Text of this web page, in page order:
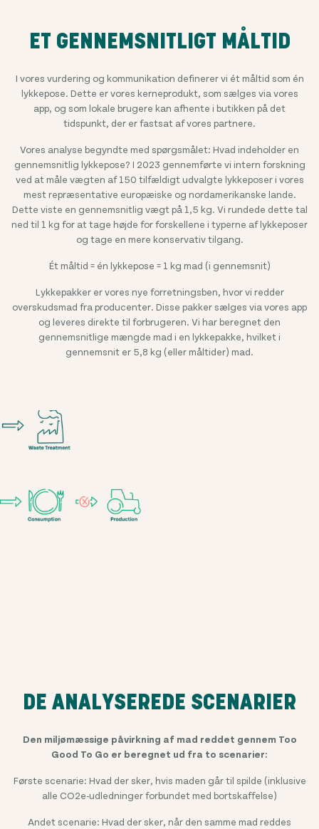
ET GENNEMSNITLIGT MÅLTID
I vores vurdering og kommunikation definerer vi ét måltid som én
lykkepose. Dette er vores kerneprodukt, som sælges via vores
app, og som lokale brugere kan afhente i butikken på det
tidspunkt, der er fastsat af vores partnere.
Vores analyse begyndte med spørgsmålet: Hvad indeholder en
gennemsnitlig lykkepose? I 2023 gennemførte vi intern forskning
ved at måle vægten af 150 tilfældigt udvalgte lykkeposer i vores
mest repræsentative europæiske og nordamerikanske lande.
Dette viste en gennemsnitlig vægt på 1,5 kg. Vi rundede dette tal
ned til 1 kg for at tage højde for forskellene i typerne af lykkeposer
og tage en mere konservativ tilgang.
Ét måltid = én lykkepose = 1 kg mad (i gennemsnit)
Lykkepakker er vores nye forretningsben, hvor vi redder
overskudsmad fra producenter. Disse pakker sælges via vores app
og leveres direkte til forbrugeren. Vi har beregnet den
gennemsnitlige mængde mad i en lykkepakke, hvilket i
gennemsnit er 5,8 kg (eller måltider) mad.
DE ANALYSEREDE SCENARIER
Den miljømæssige påvirkning af mad reddet gennem Too
Good To Go er beregnet ud fra to scenarier:
Første scenarie: Hvad der sker, hvis maden går til spilde (inklusive
alle CO2e-udledninger forbundet med bortskaffelse)
Andet scenarie: Hvad der sker, når den samme mad reddes